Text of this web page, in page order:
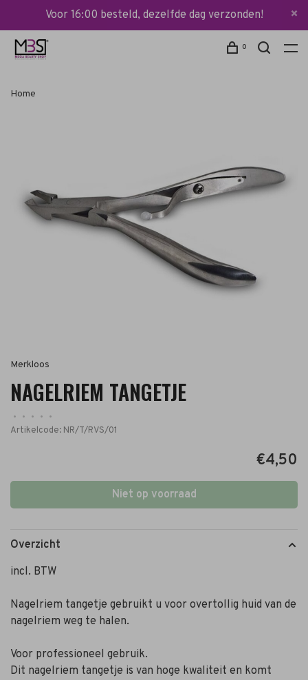
Voor 16:00 besteld, dezelfde dag verzonden!
0
Home
Merkloos
NAGELRIEM TANGETJE
• • • •
•
Artikelcode: NR/T/RVS/01
€4,50
Niet op voorraad
Overzicht
incl. BTW
Nagelriem tangetje gebruikt u voor overtollig huid van de
nagelriem weg te halen.
Voor professioneel gebruik.
Dit nagelriem tangetje is van hoge kwaliteit en komt